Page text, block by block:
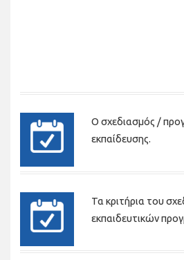
Ο σχεδιασμός /
εκπαίδευσης.
Τα κριτήρια του
εκπαιδευτικών